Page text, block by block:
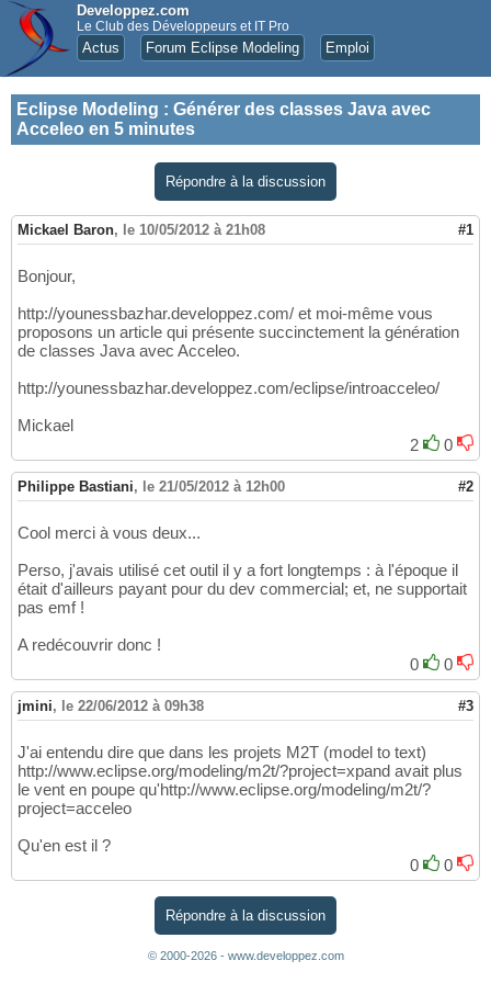
Developpez.com
Le Club des Développeurs et IT Pro
Actus Forum Eclipse Modeling Emploi
Eclipse Modeling : Générer des classes Java avec
Acceleo en 5 minutes
Répondre à la discussion
Mickael Baron, le 10/05/2012 à 21h08 #1
Bonjour,
http://younessbazhar.developpez.com/ et moi-même vous
proposons un article qui présente succinctement la génération
de classes Java avec Acceleo.
http://younessbazhar.developpez.com/eclipse/introacceleo/
Mickael
2
0
Philippe Bastiani, le 21/05/2012 à 12h00 #2
Cool merci à vous deux...
Perso, j'avais utilisé cet outil il y a fort longtemps : à l'époque il
était d'ailleurs payant pour du dev commercial; et, ne supportait
pas emf !
A redécouvrir donc !
0
0
jmini, le 22/06/2012 à 09h38 #3
J'ai entendu dire que dans les projets M2T (model to text)
http://www.eclipse.org/modeling/m2t/?project=xpand avait plus
le vent en poupe qu'http://www.eclipse.org/modeling/m2t/?
project=acceleo
Qu'en est il ?
0
0
Répondre à la discussion
© 2000-2026 - www.developpez.com